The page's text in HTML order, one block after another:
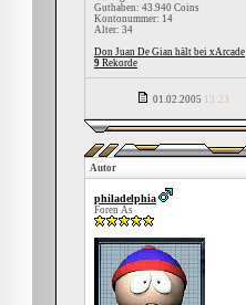
Guthaben: 43.940 Coins
Kontonummer: 14
Alter: 34
Don Juan De Gian hält bei xArcade
9 Rekorde
01.02.2005 13:23
Autor
philadelphia
Foren As